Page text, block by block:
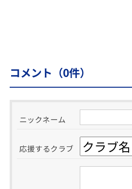
コメント（0件）
ニックネーム
応援するクラブ